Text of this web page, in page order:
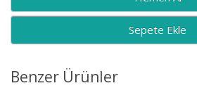
Sepete Ekle
Benzer Ürünler